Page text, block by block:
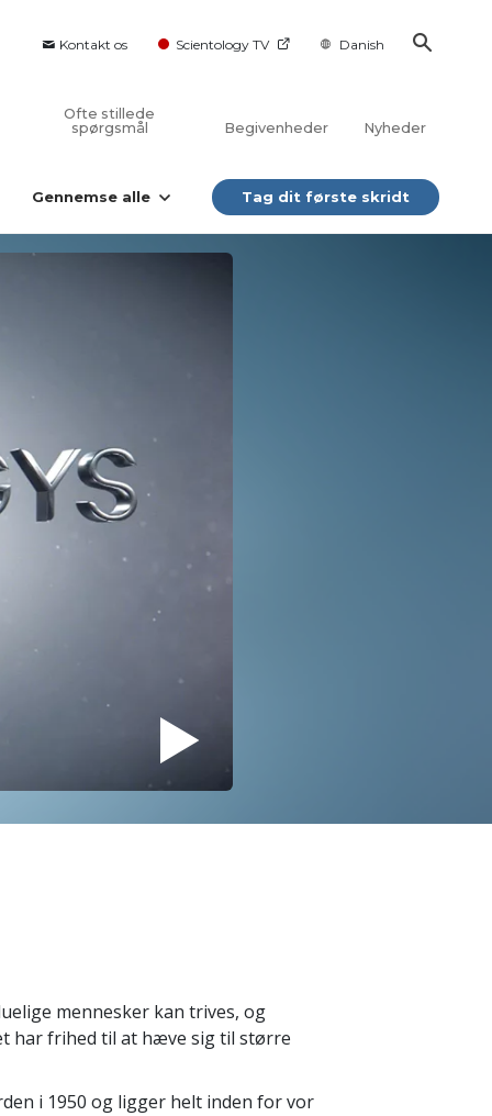
Kontakt os Scientology TV Danish
Ofte stillede
spørgsmål
Begivenheder Nyheder
Gennemse alle Tag dit første skridt
mennesker kan trives, og
har frihed til at hæve sig til større
i 1950 og ligger helt inden for vor